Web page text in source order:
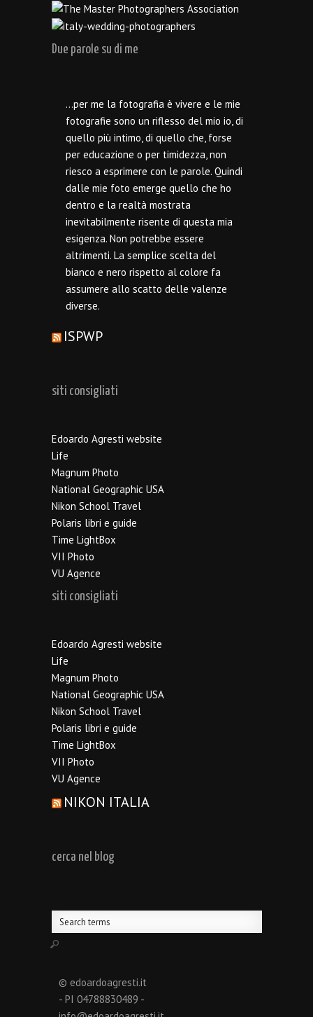
Due parole su di me
…per me la fotografia è vivere e le mie
fotografie sono un riflesso del mio io, di
quello più intimo, di quello che, forse
per educazione o per timidezza, non
riesco a esprimere con le parole. Quindi
dalle mie foto emerge quello che ho
dentro e la realtà mostrata
inevitabilmente risente di questa mia
esigenza. Non potrebbe essere
altrimenti. La semplice scelta del
bianco e nero rispetto al colore fa
assumere allo scatto delle valenze
diverse.
ISPWP
siti consigliati
Edoardo Agresti website
Life
Magnum Photo
National Geographic USA
Nikon School Travel
Polaris libri e guide
Time LightBox
VII Photo
VU Agence
siti consigliati
Edoardo Agresti website
Life
Magnum Photo
National Geographic USA
Nikon School Travel
Polaris libri e guide
Time LightBox
VII Photo
VU Agence
NIKON ITALIA
cerca nel blog
© edoardoagresti.it
- PI 04788830489 -